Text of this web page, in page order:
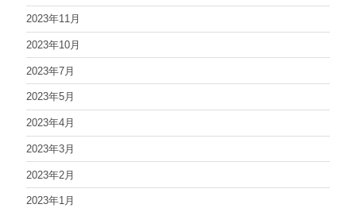
2023年11月
2023年10月
2023年7月
2023年5月
2023年4月
2023年3月
2023年2月
2023年1月